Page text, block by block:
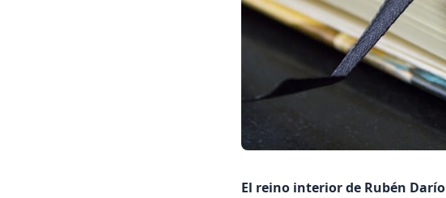
El reino interior de Rubén Darío